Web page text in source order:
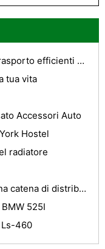
Implementazione di sistemi di trasporto efficienti è importante
tua vita
Accessori Auto
Hostel
radiatore
Come controllare e sostituire una catena di distribuzione in una Pontiac Bonneville
525I
Ls-460